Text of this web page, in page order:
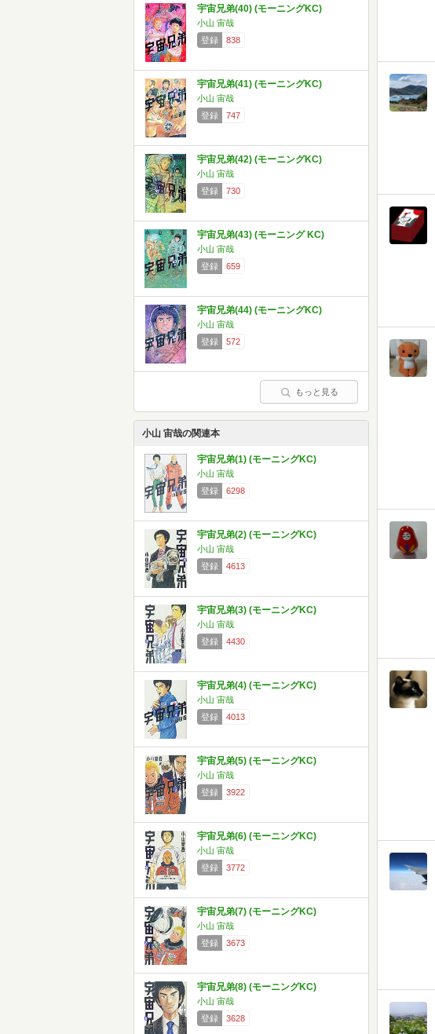
宇宙兄弟(40) (モーニングKC)
小山 宙哉
登録
838
宇宙兄弟(41) (モーニングKC)
小山 宙哉
登録
747
宇宙兄弟(42) (モーニングKC)
小山 宙哉
登録
730
宇宙兄弟(43) (モーニング KC)
小山 宙哉
登録
659
宇宙兄弟(44) (モーニングKC)
小山 宙哉
登録
572
もっと見る
小山 宙哉の関連本
宇宙兄弟(1) (モーニングKC)
小山 宙哉
登録
6298
宇宙兄弟(2) (モーニングKC)
小山 宙哉
登録
4613
宇宙兄弟(3) (モーニングKC)
小山 宙哉
登録
4430
宇宙兄弟(4) (モーニングKC)
小山 宙哉
登録
4013
宇宙兄弟(5) (モーニングKC)
小山 宙哉
登録
3922
宇宙兄弟(6) (モーニングKC)
小山 宙哉
登録
3772
宇宙兄弟(7) (モーニングKC)
小山 宙哉
登録
3673
宇宙兄弟(8) (モーニングKC)
小山 宙哉
登録
3628